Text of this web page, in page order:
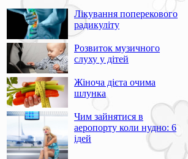
Лікування поперекового
радикуліту
Розвиток музичного
слуху у дітей
Жіноча дієта очима
шлунка
Чим зайнятися в
аеропорту коли нудно: 6
ідей